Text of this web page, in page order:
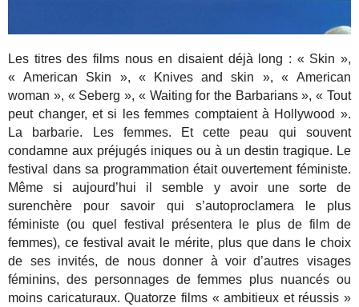
Les titres des films nous en disaient déjà long : « Skin »,
« American Skin », « Knives and skin », « American
woman », « Seberg », « Waiting for the Barbarians », « Tout
peut changer, et si les femmes comptaient à Hollywood ».
La barbarie. Les femmes. Et cette peau qui souvent
condamne aux préjugés iniques ou à un destin tragique. Le
festival dans sa programmation était ouvertement féministe.
Même si aujourd’hui il semble y avoir une sorte de
surenchère pour savoir qui s’autoproclamera le plus
féministe (ou quel festival présentera le plus de film de
femmes), ce festival avait le mérite, plus que dans le choix
de ses invités, de nous donner à voir d’autres visages
féminins, des personnages de femmes plus nuancés ou
moins caricaturaux. Quatorze films « ambitieux et réussis »